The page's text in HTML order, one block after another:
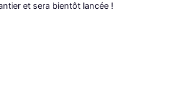
et sera bientôt lancée !